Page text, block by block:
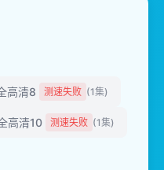
高清8 测速失败 (1集)
高清10 测速失败 (1集)